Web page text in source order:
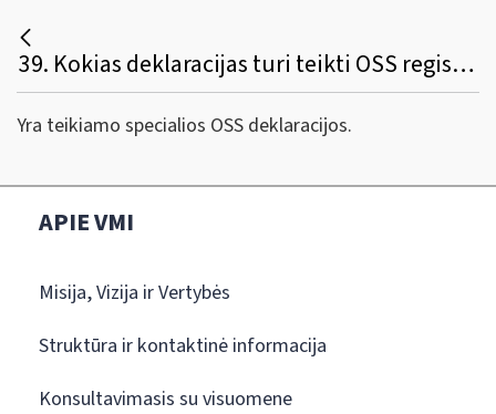
39. Kokias deklaracijas turi teikti OSS registruoti asmenys?
Yra teikiamo specialios OSS deklaracijos.
APIE VMI
Misija, Vizija ir Vertybės
Struktūra ir kontaktinė informacija
Konsultavimasis su visuomene